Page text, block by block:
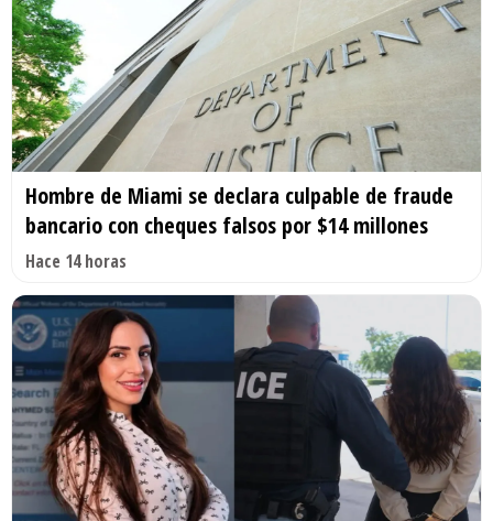
Hombre de Miami se declara culpable de fraude
bancario con cheques falsos por $14 millones
Hace 14 horas